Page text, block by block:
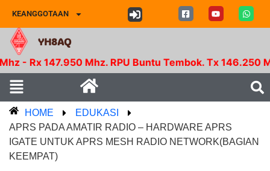
KEANGGOTAAN
YH8AQ
RPU Buntu Tembok. Tx 146.250 Mhz - Rx
HOME
EDUKASI
APRS PADA AMATIR RADIO – HARDWARE APRS
IGATE UNTUK APRS MESH RADIO NETWORK(BAGIAN
KEEMPAT)